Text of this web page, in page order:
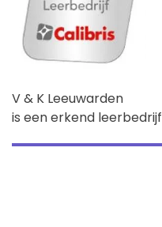
V & K Leeuwarden
is een erkend leerbedrijf